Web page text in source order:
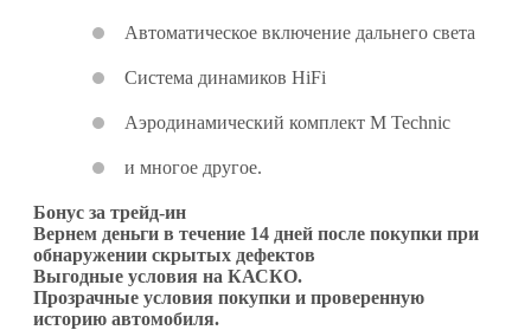
Автоматическое включение дальнего света
Система динамиков HiFi
Аэродинамический комплект M Technic
и многое другое.
Бонус за трейд-ин
Вернем деньги в течение 14 дней после покупки при
обнаружении скрытых дефектов
Выгодные условия на КАСКО.
Прозрачные условия покупки и проверенную
историю автомобиля.